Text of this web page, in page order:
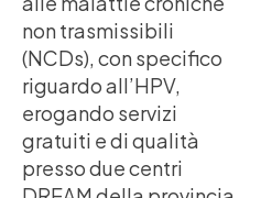
non trasmissibili
(NCDs), con specifico
riguardo all’HPV,
erogando servizi
gratuiti e di qualità
presso due centri